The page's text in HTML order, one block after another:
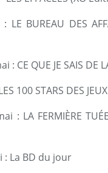
BUREAU DES
: CE QUE JE SAIS DE
100 STARS DES
: LA FERMIÈRE
: La BD du jour